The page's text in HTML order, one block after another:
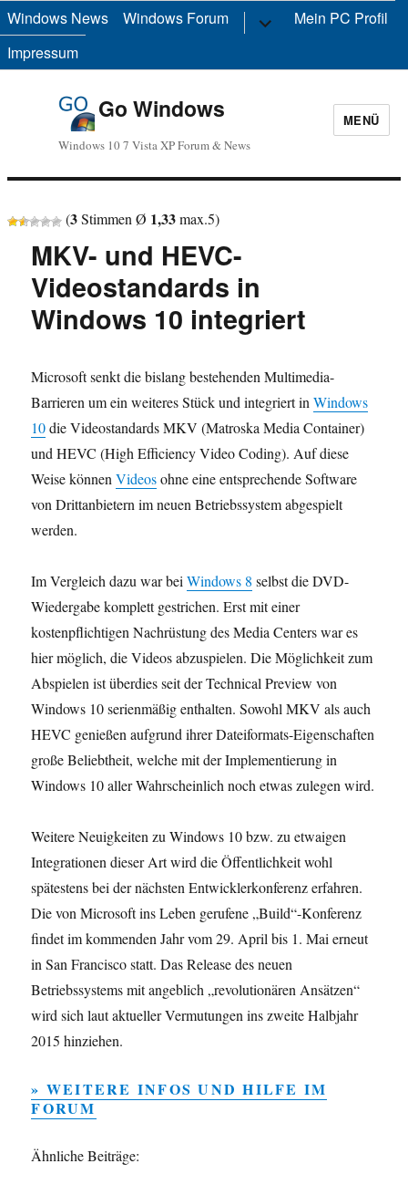
Windows News Windows Forum Untermenü
anzeigen
Mein PC Profil
Impressum
Go Windows
Windows 10 7 Vista XP Forum & News
MENÜ
(3Stimmen Ø 1,33max.5)
MKV- und HEVC-
Videostandards in
Windows 10 integriert
Microsoft senkt die bislang bestehenden Multimedia-
Barrieren um ein weiteres Stück und integriert inWindows
10die Videostandards MKV (Matroska Media Container)
und HEVC (High Efficiency Video Coding). Auf diese
Weise könnenVideosohne eine entsprechende Software
von Drittanbietern im neuen Betriebssystem abgespielt
werden.
Im Vergleich dazu war beiWindows 8 selbst die DVD-
Wiedergabe komplett gestrichen. Erst mit einer
kostenpflichtigen Nachrüstung des Media Centers war es
hier möglich, die Videos abzuspielen. Die Möglichkeit zum
Abspielen ist überdies seit der Technical Preview von
Windows 10 serienmäßig enthalten. Sowohl MKV als auch
HEVC genießen aufgrund ihrer Dateiformats-Eigenschaften
große Beliebtheit, welche mit der Implementierung in
Windows 10 aller Wahrscheinlich noch etwas zulegen wird.
Weitere Neuigkeiten zu Windows 10 bzw. zu etwaigen
Integrationen dieser Art wird die Öffentlichkeit wohl
spätestens bei der nächsten Entwicklerkonferenz erfahren.
Die von Microsoft ins Leben gerufene „Build“-Konferenz
findet im kommenden Jahr vom 29. April bis 1. Mai erneut
in San Francisco statt. Das Release des neuen
Betriebssystems mit angeblich „revolutionären Ansätzen“
wird sich laut aktueller Vermutungen ins zweite Halbjahr
2015 hinziehen.
» WEITERE INFOS UND HILFE IM
FORUM
Ähnliche Beiträge: